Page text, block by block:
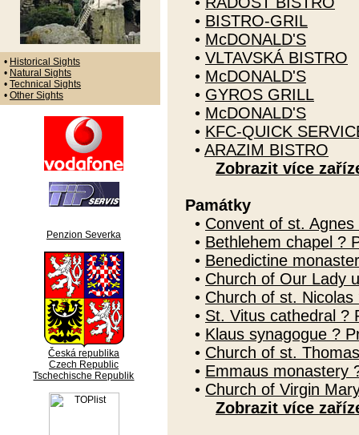
• Historical Sights
• Natural Sights
• Technical Sights
• Other Sights
Penzion Severka
Česká republika
Czech Republic
Tschechische Republik
• BISTRO-GRIL
• McDONALD'S
• VLTAVSKÁ BISTRO
• McDONALD'S
• GYROS GRILL
• McDONALD'S
• KFC-QUICK
• ARAZIM BISTRO
Zobrazit více
Památky
• Convent of st.
• Bethlehem chapel ?
• Benedictine
• Church of Our Lady
• Church of st. Nicolas
• St. Vitus cathedral ?
• Klaus synagogue ?
• Church of st.
• Emmaus monastery
• Church of Virgin
Zobrazit více